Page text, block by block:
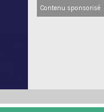
Contenu sponsorisé